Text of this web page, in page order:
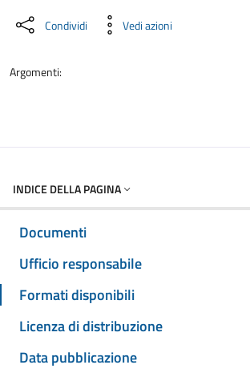
Condividi Vedi azioni
Argomenti:
INDICE DELLA PAGINA
Documenti
Ufficio responsabile
Formati disponibili
Licenza di distribuzione
Data pubblicazione